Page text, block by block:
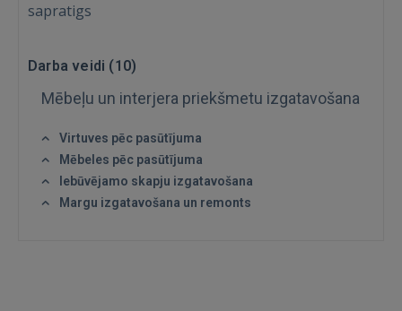
Aizmirsāt paroli?
sapratigs
Darba veidi (10)
Mēbeļu un interjera priekšmetu izgatavošana
Virtuves pēc pasūtījuma
Mēbeles pēc pasūtījuma
Iebūvējamo skapju izgatavošana
Margu izgatavošana un remonts